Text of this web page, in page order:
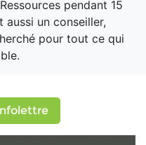
pendant 15
aussi un conseiller,
pour tout ce qui